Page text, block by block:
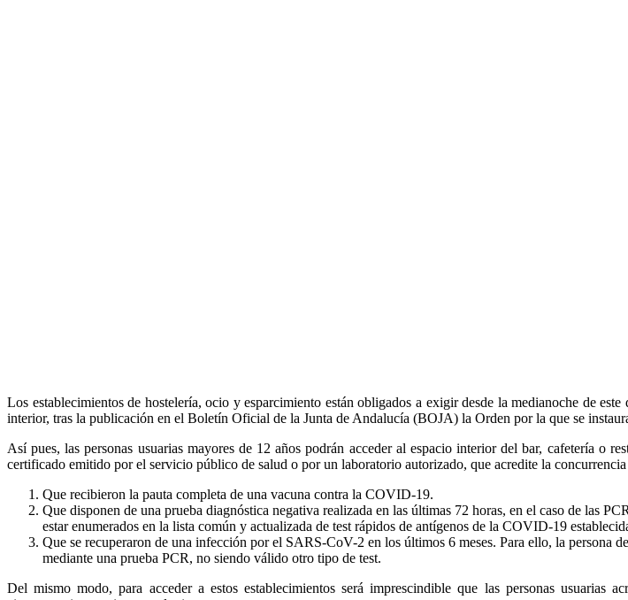
Los establecimientos de hostelería, ocio y esparcimiento están obligados a exigir desde la medianoche de
interior, tras la publicación en el Boletín Oficial de la Junta de Andalucía (BOJA) la Orden por la que se
Así pues, las personas usuarias mayores de 12 años podrán acceder al espacio interior del bar, cafetería o
certificado emitido por el servicio público de salud o por un laboratorio autorizado, que acredite la
Que recibieron la pauta completa de una vacuna contra la COVID-19.
Que disponen de una prueba diagnóstica negativa realizada en las últimas 72 horas, en el caso de las
estar enumerados en la lista común y actualizada de test rápidos de antígenos de la COVID-19
Que se recuperaron de una infección por el SARS-CoV-2 en los últimos 6 meses. Para ello, la persona
mediante una prueba PCR, no siendo válido otro tipo de test.
Del mismo modo, para acceder a estos establecimientos será imprescindible que las personas usuarias